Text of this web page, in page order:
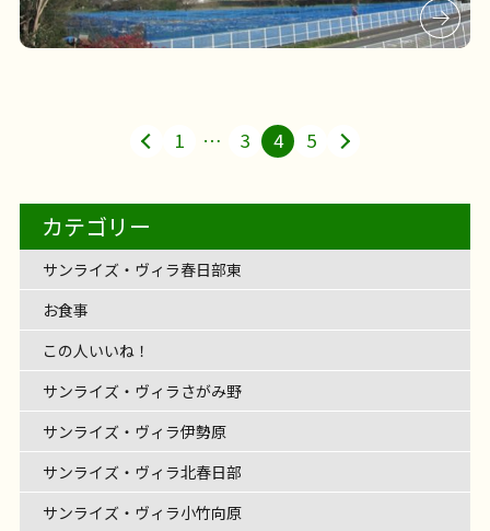
1 … 3 4 5
カテゴリー
サンライズ・ヴィラ春日部東
お食事
この人いいね！
サンライズ・ヴィラさがみ野
サンライズ・ヴィラ伊勢原
サンライズ・ヴィラ北春日部
サンライズ・ヴィラ小竹向原